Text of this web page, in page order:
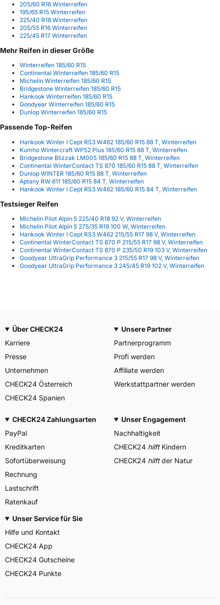
205/60 R16 Winterreifen
195/65 R15 Winterreifen
225/40 R18 Winterreifen
205/55 R16 Winterreifen
225/45 R17 Winterreifen
Mehr Reifen in dieser Größe
Winterreifen 185/60 R15
Continental Winterreifen 185/60 R15
Michelin Winterreifen 185/60 R15
Bridgestone Winterreifen 185/60 R15
Hankook Winterreifen 185/60 R15
Goodyear Winterreifen 185/60 R15
Dunlop Winterreifen 185/60 R15
Passende Top-Reifen
Hankook Winter I Cept RS3 W462 185/60 R15 88 T, Winterreifen
Kumho Wintercraft WP52 Plus 185/60 R15 88 T, Winterreifen
Bridgestone Blizzak LM005 185/60 R15 88 T, Winterreifen
Continental WinterContact TS 870 185/60 R15 88 T, Winterreifen
Dunlop WINTER 185/60 R15 88 T, Winterreifen
Aptany RW 611 185/60 R15 84 T, Winterreifen
Hankook Winter I Cept RS3 W462 185/60 R15 84 T, Winterreifen
Testsieger Reifen
Michelin Pilot Alpin 5 225/40 R18 92 V, Winterreifen
Michelin Pilot Alpin 5 275/35 R19 100 W, Winterreifen
Hankook Winter I Cept RS3 W462 215/55 R17 98 V, Winterreifen
Continental WinterContact TS 870 P 215/55 R17 98 V, Winterreifen
Continental WinterContact TS 870 P 235/50 R19 103 V, Winterreifen
Goodyear UltraGrip Performance 3 215/55 R17 98 V, Winterreifen
Goodyear UltraGrip Performance 3 245/45 R19 102 V, Winterreifen
Über CHECK24
Karriere
Presse
Unternehmen
CHECK24 Österreich
CHECK24 Spanien
Unsere Partner
Partnerprogramm
Profi werden
Affiliate werden
Werkstattpartner werden
CHECK24 Zahlungsarten
PayPal
Kreditkarten
Sofortüberweisung
Rechnung
Lastschrift
Ratenkauf
Unser Engagement
Nachhaltigkeit
CHECK24 hilftKindern
CHECK24 hilftder Natur
Unser Service für Sie
Hilfe und Kontakt
CHECK24 App
CHECK24 Gutscheine
CHECK24 Punkte